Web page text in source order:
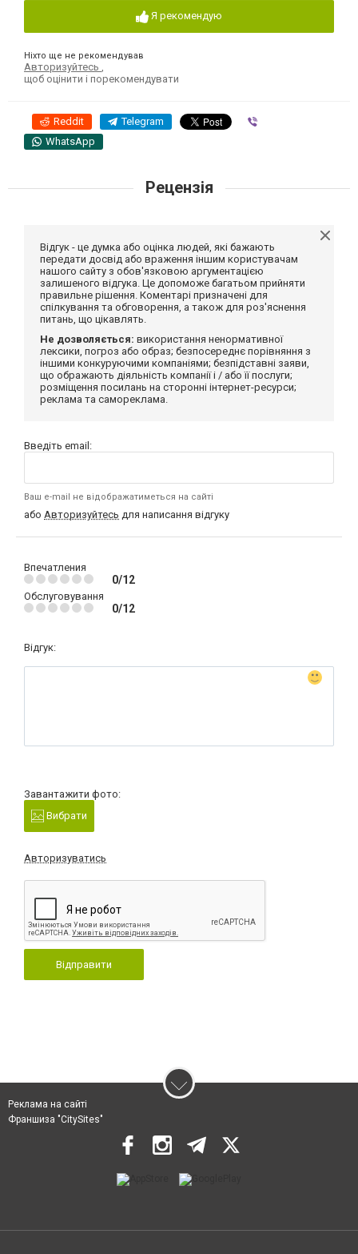
Я рекомендую
Ніхто ще не рекомендував
Авторизуйтесь
щоб оцінити і порекомендувати
Reddit Telegram
WhatsApp
Рецензія
Відгук - це думка або оцінка людей, які бажають
передати досвід або враження іншим користувачам
нашого сайту з обов'язковою аргументацією
залишеного відгука. Це допоможе багатьом прийняти
правильне рішення. Коментарі призначені для
спілкування та обговорення, а також для роз'яснення
питань, що цікавлять.
Не дозволяється: використання ненормативної
лексики, погроз або образ; безпосереднє порівняння з
іншими конкуруючими компаніями; безпідставні заяви,
що ображають діяльність компанії і / або її послуги;
розміщення посилань на сторонні інтернет-ресурси;
реклама та самореклама.
Введіть email:
Ваш e-mail не відображатиметься на сайті
або Авторизуйтесь для написання відгуку
Впечатления
0/12
Обслуговування
0/12
Відгук:
Завантажити фото:
Вибрати
Авторизуватись
Відправити
Реклама на сайті
Франшиза "CitySites"